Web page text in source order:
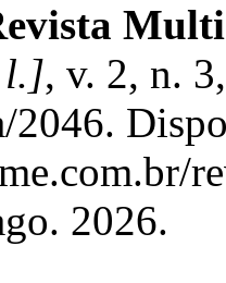
l.], v. 2, n.
2046.
2026.